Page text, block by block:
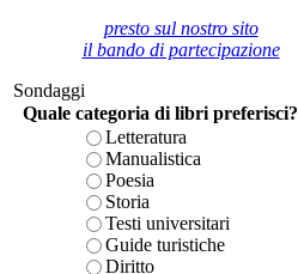
presto sul nostro sito
il bando di partecipazione
Sondaggi
Quale categoria di libri preferisci?
Letteratura
Manualistica
Poesia
Storia
Testi universitari
Guide turistiche
Diritto